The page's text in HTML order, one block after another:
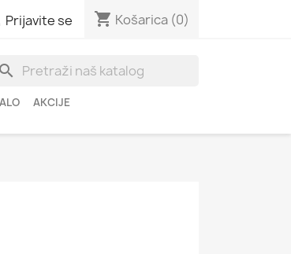
Prijavite se shopping_cart Košarica (0)
search
AKCIJE